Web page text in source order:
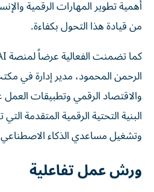
أهمية تطوير المهارات الرقمية
من قيادة هذا التحول بكفاءة.
الرحمن المحمود، مدير إدارة في
والاقتصاد الرقمي وتطبيقات
البنية التحتية الرقمية المتقدمة
وتشغيل مساعدي الذكاء
ورش عمل تفاعلية